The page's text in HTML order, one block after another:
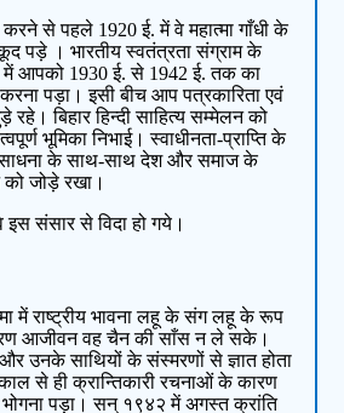
करने से पहले 1920 ई. में वे महात्मा गाँधी के
पड़े । भारतीय स्वतंत्रता संग्राम के
आपको 1930 ई. से 1942 ई. तक का
पड़ा। इसी बीच आप पत्रकारिता एवं
रहे। बिहार हिन्दी साहित्य सम्मेलन को
भूमिका निभाई। स्वाधीनता-प्राप्ति के
साधना के साथ-साथ देश और समाज के
को जोड़े रखा।
संसार से विदा हो गये।
में राष्ट्रीय भावना लहू के संग लहू के रूप
आजीवन वह चैन की साँस न ले सके।
उनके साथियों के संस्मरणों से ज्ञात होता
से ही क्रान्तिकारी रचनाओं के कारण
भोगना पड़ा। सन् १९४२ में अगस्त क्रांति